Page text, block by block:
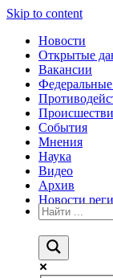
Skip to content
Новости
Открытые
Вакансии
События
Мнения
Наука
Видео
Архив
Новости